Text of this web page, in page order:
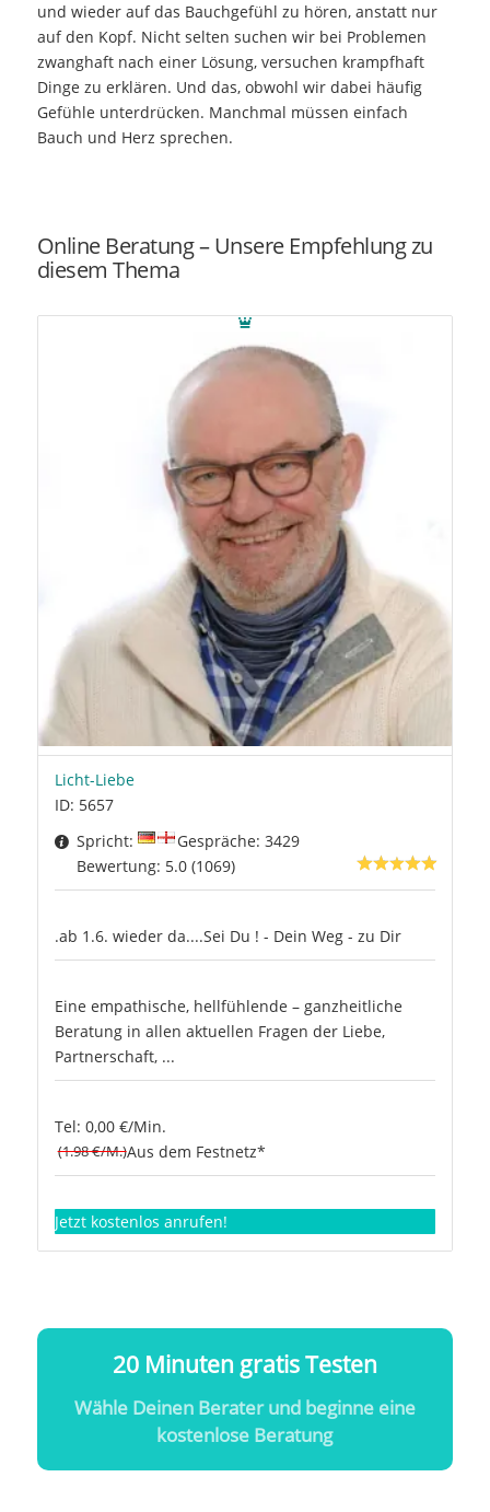
und wieder auf das Bauchgefühl zu hören, anstatt nur
auf den Kopf. Nicht selten suchen wir bei Problemen
zwanghaft nach einer Lösung, versuchen krampfhaft
Dinge zu erklären. Und das, obwohl wir dabei häufig
Gefühle unterdrücken. Manchmal müssen einfach
Bauch und Herz sprechen.
Online Beratung – Unsere Empfehlung zu
diesem Thema
Licht-Liebe
ID: 5657
Spricht:
Gespräche: 3429
Bewertung: 5.0 (1069)
.ab 1.6. wieder da....Sei Du ! - Dein Weg - zu Dir
Eine empathische, hellfühlende – ganzheitliche
Beratung in allen aktuellen Fragen der Liebe,
Partnerschaft, ...
Tel: 0,00 €/Min.
(1.98 €/M.)Aus dem Festnetz*
Jetzt kostenlos anrufen!
20 Minuten gratis Testen
Wähle Deinen Berater und beginne eine
kostenlose Beratung